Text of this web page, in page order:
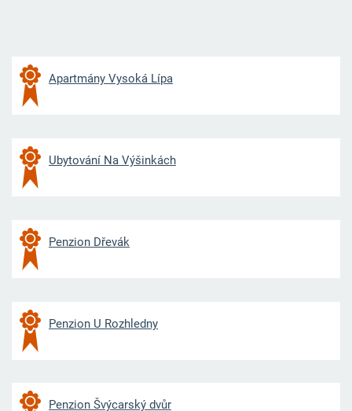
Apartmány Vysoká Lípa
Ubytování Na Výšinkách
Penzion Dřevák
Penzion U Rozhledny
Penzion Švýcarský dvůr